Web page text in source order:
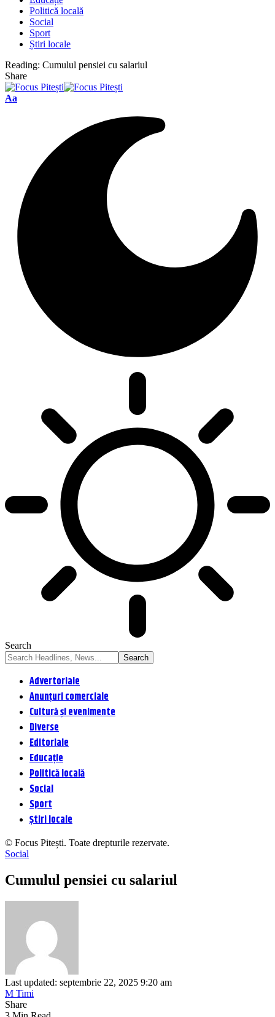
Politică locală
Social
Sport
Știri locale
Reading: Cumulul pensiei cu salariul
Share
Font
Aa
Search
Advertoriale
Anunțuri comerciale
Cultură și evenimente
Diverse
Editoriale
Educație
Politică locală
Social
Sport
Știri locale
© Focus Pitești. Toate drepturile rezervate.
Social
Cumulul pensiei cu salariul
Last updated: septembrie 22, 2025 9:20 am
M Timi
Share